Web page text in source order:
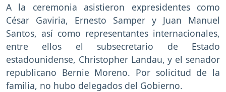
A la ceremonia asistieron expresidentes como
César Gaviria, Ernesto Samper y Juan Manuel
Santos, así como representantes internacionales,
entre ellos el subsecretario de Estado
estadounidense, Christopher Landau, y el senador
republicano Bernie Moreno. Por solicitud de la
familia, no hubo delegados del Gobierno.